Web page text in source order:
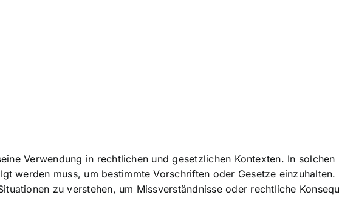
Verwendung in rechtlichen und gesetzlichen Kontexten. In solchen
werden muss, um bestimmte Vorschriften oder Gesetze
zu verstehen, um Missverständnisse oder rechtliche